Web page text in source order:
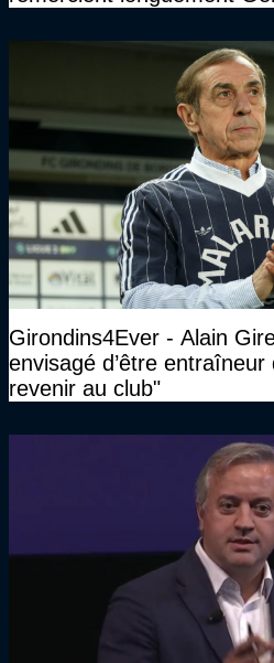
Girondins4Ever - Alain
envisagé d’être
revenir au club"